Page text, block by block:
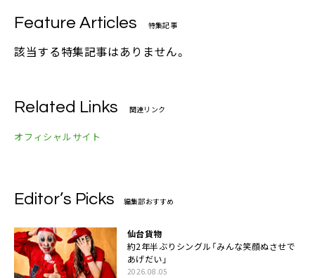
Feature Articles 特集記事
該当する特集記事はありません。
Related Links 関連リンク
オフィシャルサイト
Editor’s Picks 編集部おすすめ
仙台貨物
約2年半ぶりシングル「みんな笑顔ぬさせで
あげだい」
2026.08.05